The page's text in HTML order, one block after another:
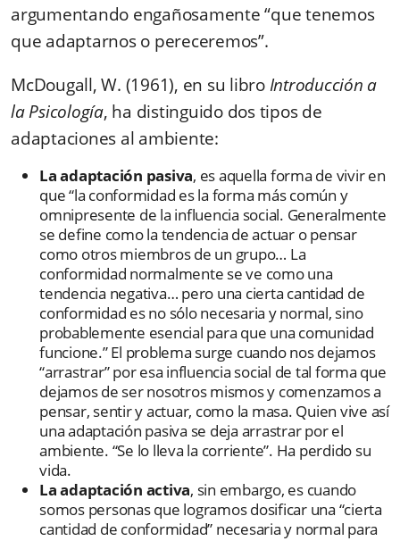
argumentando engañosamente “que tenemos
que adaptarnos o pereceremos”.
McDougall, W. (1961), en su libro Introducción a
la Psicología, ha distinguido dos tipos de
adaptaciones al ambiente:
La adaptación pasiva, es aquella forma de vivir en
que “la conformidad es la forma más común y
omnipresente de la influencia social. Generalmente
se define como la tendencia de actuar o pensar
como otros miembros de un grupo… La
conformidad normalmente se ve como una
tendencia negativa… pero una cierta cantidad de
conformidad es no sólo necesaria y normal, sino
probablemente esencial para que una comunidad
funcione.” El problema surge cuando nos dejamos
“arrastrar” por esa influencia social de tal forma que
dejamos de ser nosotros mismos y comenzamos a
pensar, sentir y actuar, como la masa. Quien vive así
una adaptación pasiva se deja arrastrar por el
ambiente. “Se lo lleva la corriente”. Ha perdido su
vida.
La adaptación activa, sin embargo, es cuando
somos personas que logramos dosificar una “cierta
cantidad de conformidad” necesaria y normal para